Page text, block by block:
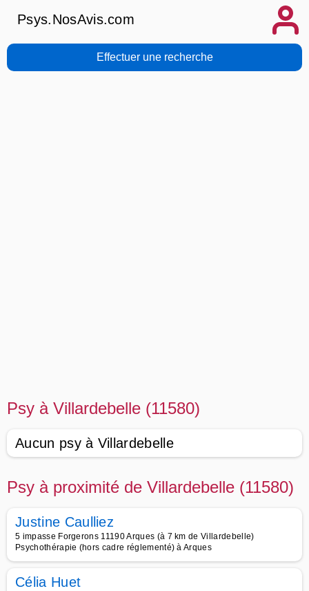
Psys.NosAvis.com
Effectuer une recherche
Psy à Villardebelle (11580)
Aucun psy à Villardebelle
Psy à proximité de Villardebelle (11580)
Justine Caulliez
5 impasse Forgerons 11190 Arques (à 7 km de Villardebelle)
Psychothérapie (hors cadre réglementé) à Arques
Célia Huet